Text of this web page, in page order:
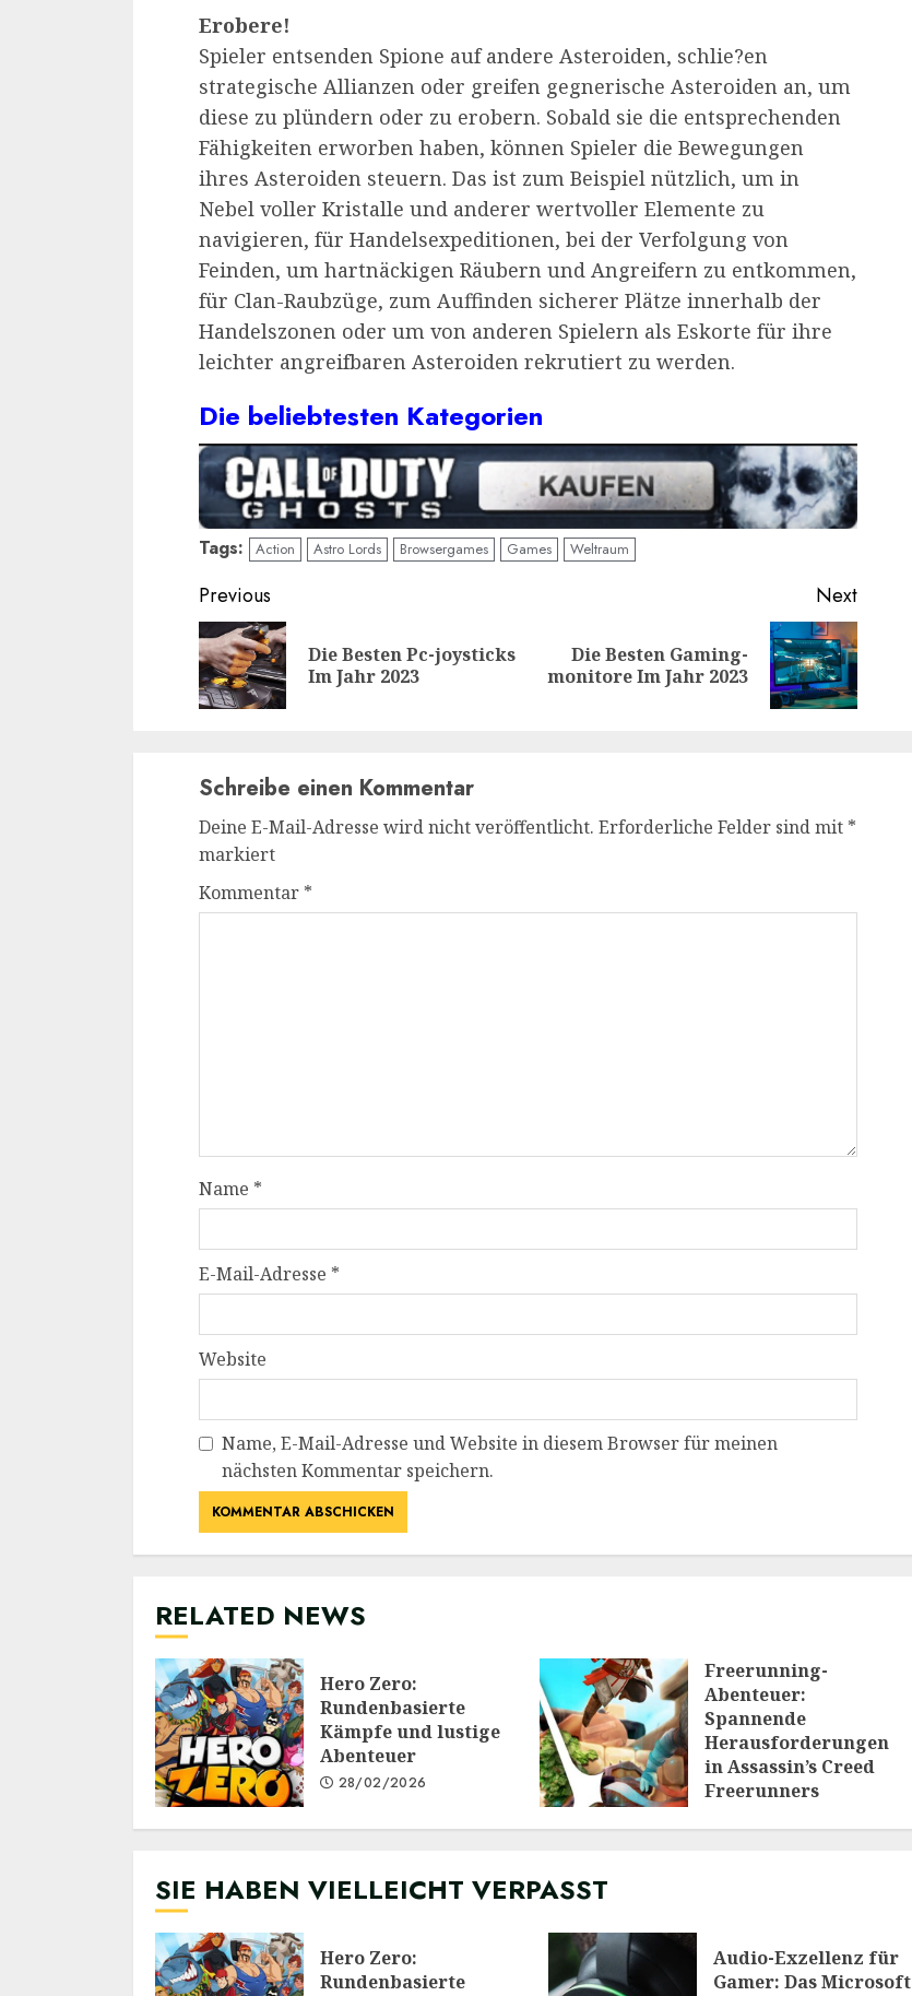
Erobere!
Spieler entsenden Spione auf andere Asteroiden, schlie?en
strategische Allianzen oder greifen gegnerische Asteroiden an, um
diese zu plündern oder zu erobern. Sobald sie die entsprechenden
Fähigkeiten erworben haben, können Spieler die Bewegungen
ihres Asteroiden steuern. Das ist zum Beispiel nützlich, um in
Nebel voller Kristalle und anderer wertvoller Elemente zu
navigieren, für Handelsexpeditionen, bei der Verfolgung von
Feinden, um hartnäckigen Räubern und Angreifern zu entkommen,
für Clan-Raubzüge, zum Auffinden sicherer Plätze innerhalb der
Handelszonen oder um von anderen Spielern als Eskorte für ihre
leichter angreifbaren Asteroiden rekrutiert zu werden.
Die beliebtesten Kategorien
Tags: Action Astro Lords Browsergames Games Weltraum
Continue
Reading
Previous
Previous
post:
Die Besten Pc-joysticks
Im Jahr 2023
Next
Next
post:
Die Besten Gaming-
monitore Im Jahr 2023
Schreibe einen Kommentar
Deine E-Mail-Adresse wird nicht veröffentlicht. Erforderliche Felder sind mit *
markiert
Kommentar *
Name *
E-Mail-Adresse *
Website
Name, E-Mail-Adresse und Website in diesem Browser für meinen
nächsten Kommentar speichern.
RELATED NEWS
Hero Zero:
Rundenbasierte
Kämpfe und lustige
Abenteuer
28/02/2026
Freerunning-
Abenteuer:
Spannende
Herausforderungen
in Assassin’s Creed
Freerunners
SIE HABEN VIELLEICHT VERPASST
Hero Zero:
Rundenbasierte
Audio-Exzellenz für
Gamer: Das Microsoft